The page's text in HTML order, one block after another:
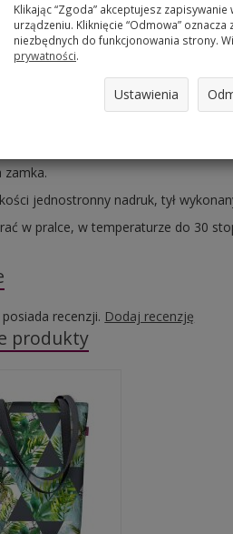
wzór
pojemna torebka typu
się w niej format A4. Uszy
zamka.
jednostronny nadruk, tył
w pralce, w temperaturze do 30
recenzji. Dodaj recenzję
produkty
Klikając “Zgoda” akceptujesz
urządzeniu. Kliknięcie “Odmowa”
niezbędnych do funkcjonowania strony.
prywatności.
Ustawienia